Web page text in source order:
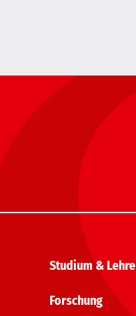
Studium & Lehre
Forschung